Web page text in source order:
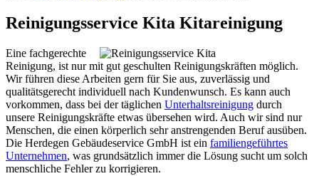
Reinigungsservice Kita Kitareinigung
Eine fachgerechte
Reinigung, ist nur mit gut geschulten Reinigungskräften möglich.
Wir führen diese Arbeiten gern für Sie aus, zuverlässig und
qualitätsgerecht individuell nach Kundenwunsch. Es kann auch
vorkommen, dass bei der täglichen Unterhaltsreinigung durch
unsere Reinigungskräfte etwas übersehen wird. Auch wir sind nur
Menschen, die einen körperlich sehr anstrengenden Beruf ausüben.
Die Herdegen Gebäudeservice GmbH ist ein familiengeführtes
Unternehmen, was grundsätzlich immer die Lösung sucht um solch
menschliche Fehler zu korrigieren.